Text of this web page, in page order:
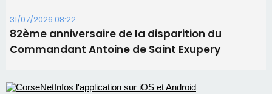
d'un spectacle qui ne reviendra pas avant 2081
Éclipse du 12 août : Où s'installer en Corse pour
profiter pleinement du spectacle ?
consommation en recul dans les restaurants